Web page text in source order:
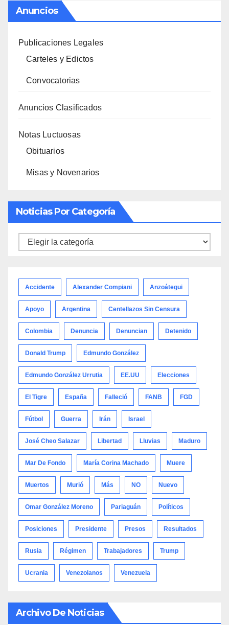
Anuncios
Publicaciones Legales
Carteles y Edictos
Convocatorias
Anuncios Clasificados
Notas Luctuosas
Obituarios
Misas y Novenarios
Noticias Por Categoría
Noticias
Accidente Alexander Compiani Anzoátegui
Apoyo Argentina Centellazos Sin Censura
Colombia Denuncia Denuncian Detenido
Donald Trump Edmundo González
Edmundo González Urrutia EE.UU Elecciones
El Tigre España Falleció FANB FGD
Fútbol Guerra Irán Israel
José Cheo Salazar Libertad Lluvias Maduro
Mar De Fondo María Corina Machado Muere
Muertos Murió Más NO Nuevo
Omar González Moreno Pariaguán Políticos
Posiciones Presidente Presos Resultados
Rusia Régimen Trabajadores Trump
Ucrania Venezolanos Venezuela
Archivo De Noticias